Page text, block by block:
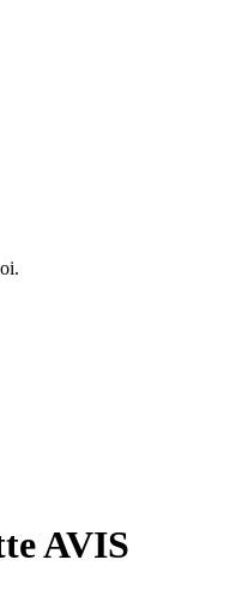
AVIS